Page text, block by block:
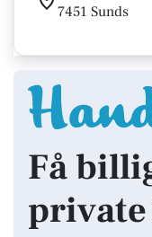
7451 Sunds
Få
private